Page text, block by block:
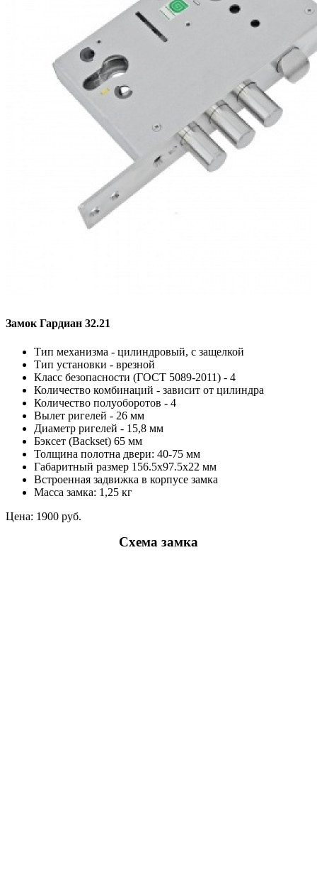
Замок Гардиан 32.21
Тип механизма - цилиндровый, с защелкой
Тип установки - врезной
Класс безопасности (ГОСТ 5089-2011) - 4
Количество комбинаций - зависит от цилиндра
Количество полуоборотов - 4
Вылет ригелей - 26 мм
Диаметр ригелей - 15,8 мм
Бэксет (Backset) 65 мм
Толщина полотна двери: 40-75 мм
Габаритный размер 156.5х97.5х22 мм
Встроенная задвижка в корпусе замка
Масса замка: 1,25 кг
Цена: 1900 руб.
Схема замка